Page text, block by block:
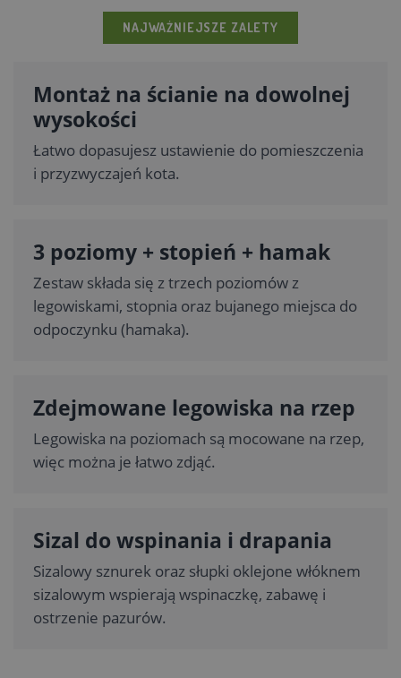
NAJWAŻNIEJSZE ZALETY
Montaż na ścianie na dowolnej
wysokości
Łatwo dopasujesz ustawienie do pomieszczenia
i przyzwyczajeń kota.
3 poziomy + stopień + hamak
Zestaw składa się z trzech poziomów z
legowiskami, stopnia oraz bujanego miejsca do
odpoczynku (hamaka).
Zdejmowane legowiska na rzep
Legowiska na poziomach są mocowane na rzep,
więc można je łatwo zdjąć.
Sizal do wspinania i drapania
Sizalowy sznurek oraz słupki oklejone włóknem
sizalowym wspierają wspinaczkę, zabawę i
ostrzenie pazurów.